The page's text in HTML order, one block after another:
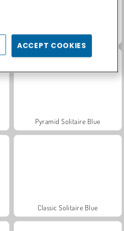
Solitaire Home Story
Pyramid Solitaire Blue
Classic Solitaire Blue
ACCEPT COOKIES